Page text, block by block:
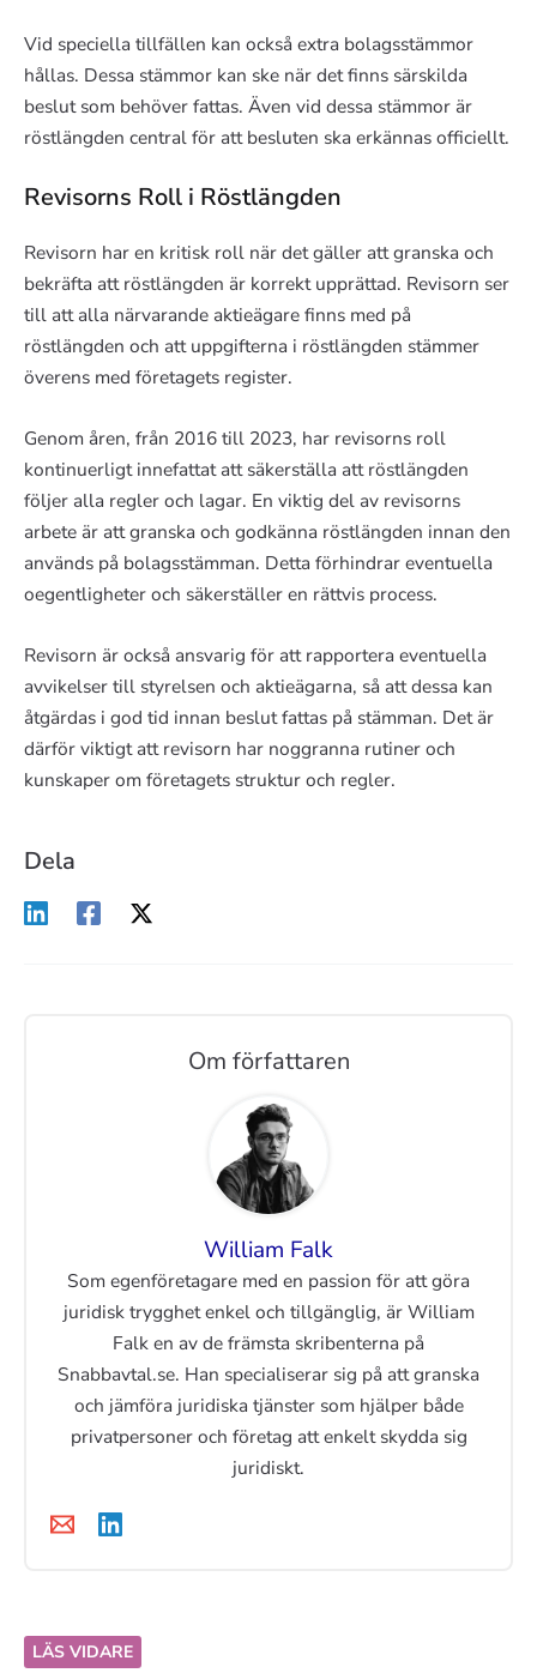
Vid speciella tillfällen kan också extra bolagsstämmor
hållas. Dessa stämmor kan ske när det finns särskilda
beslut som behöver fattas. Även vid dessa stämmor är
röstlängden central för att besluten ska erkännas officiellt.
Revisorns Roll i Röstlängden
Revisorn har en kritisk roll när det gäller att granska och
bekräfta att röstlängden är korrekt upprättad. Revisorn ser
till att alla närvarande aktieägare finns med på
röstlängden och att uppgifterna i röstlängden stämmer
överens med företagets register.
Genom åren, från 2016 till 2023, har revisorns roll
kontinuerligt innefattat att säkerställa att röstlängden
följer alla regler och lagar. En viktig del av revisorns
arbete är att granska och godkänna röstlängden innan den
används på bolagsstämman. Detta förhindrar eventuella
oegentligheter och säkerställer en rättvis process.
Revisorn är också ansvarig för att rapportera eventuella
avvikelser till styrelsen och aktieägarna, så att dessa kan
åtgärdas i god tid innan beslut fattas på stämman. Det är
därför viktigt att revisorn har noggranna rutiner och
kunskaper om företagets struktur och regler.
Dela
Om författaren
William Falk
Som egenföretagare med en passion för att göra
juridisk trygghet enkel och tillgänglig, är William
Falk en av de främsta skribenterna på
Snabbavtal.se. Han specialiserar sig på att granska
och jämföra juridiska tjänster som hjälper både
privatpersoner och företag att enkelt skydda sig
juridiskt.
LÄS VIDARE